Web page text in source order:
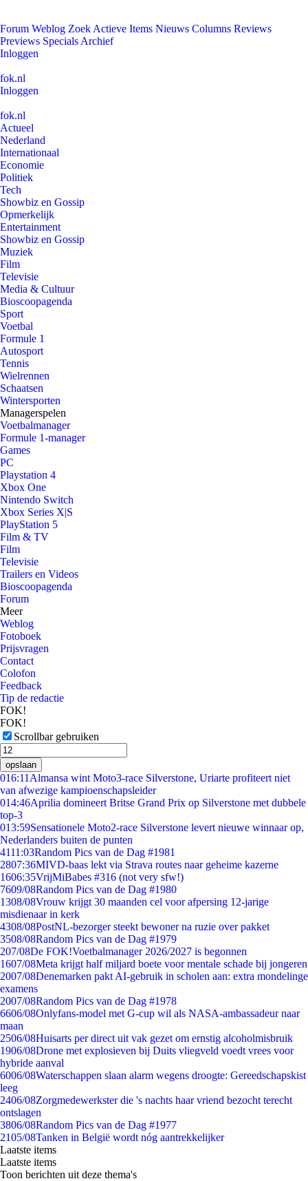
Forum Weblog Zoek Actieve Items Nieuws Columns Reviews
Previews Specials Archief
Inloggen
fok.nl
Inloggen
fok.nl
Actueel
Nederland
Internationaal
Economie
Politiek
Tech
Showbiz en Gossip
Opmerkelijk
Entertainment
Showbiz en Gossip
Muziek
Film
Televisie
Media & Cultuur
Bioscoopagenda
Sport
Voetbal
Formule 1
Autosport
Tennis
Wielrennen
Schaatsen
Wintersporten
Managerspelen
Voetbalmanager
Formule 1-manager
Games
PC
Playstation 4
Xbox One
Nintendo Switch
Xbox Series X|S
PlayStation 5
Film & TV
Film
Televisie
Trailers en Videos
Bioscoopagenda
Forum
Meer
Weblog
Fotoboek
Prijsvragen
Contact
Colofon
Feedback
Tip de redactie
FOK!
FOK!
Scrollbar gebruiken
opslaan
016:11 Almansa wint Moto3-race Silverstone, Uriarte profiteert niet
van afwezige kampioenschapsleider
014:46Aprilia domineert Britse Grand Prix op Silverstone met dubbele
top-3
013:59Sensationele Moto2-race Silverstone levert nieuwe winnaar op,
Nederlanders buiten de punten
4111:03Random Pics van de Dag #1981
2807:36MIVD-baas lekt via Strava routes naar geheime kazerne
1606:35VrijMiBabes #316 (not very sfw!)
7609/08Random Pics van de Dag #1980
1308/08Vrouw krijgt 30 maanden cel voor afpersing 12-jarige
misdienaar in kerk
4308/08PostNL-bezorger steekt bewoner na ruzie over pakket
3508/08Random Pics van de Dag #1979
207/08De FOK!Voetbalmanager 2026/2027 is begonnen
1607/08Meta krijgt half miljard boete voor mentale schade bij jongeren
2007/08Denemarken pakt AI-gebruik in scholen aan: extra mondelinge
examens
2007/08Random Pics van de Dag #1978
6606/08Onlyfans-model met G-cup wil als NASA-ambassadeur naar
maan
2506/08Huisarts per direct uit vak gezet om ernstig alcoholmisbruik
1906/08Drone met explosieven bij Duits vliegveld voedt vrees voor
hybride aanval
6006/08Waterschappen slaan alarm wegens droogte: Gereedschapskist
leeg
2406/08Zorgmedewerkster die 's nachts haar vriend bezocht terecht
ontslagen
3806/08Random Pics van de Dag #1977
2105/08Tanken in België wordt nóg aantrekkelijker
Laatste items
Laatste items
Toon berichten uit deze thema's